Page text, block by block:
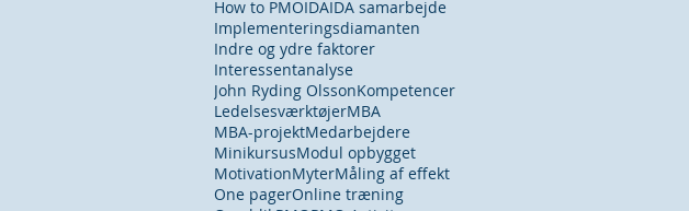
How to PMOIDAIDA samarbejde
Implementeringsdiamanten
Indre og ydre faktorer
Interessentanalyse
John Ryding OlssonKompetencer
LedelsesværktøjerMBA
MBA-projektMedarbejdere
MinikursusModul opbygget
MotivationMyterMåling af effekt
One pagerOnline træning